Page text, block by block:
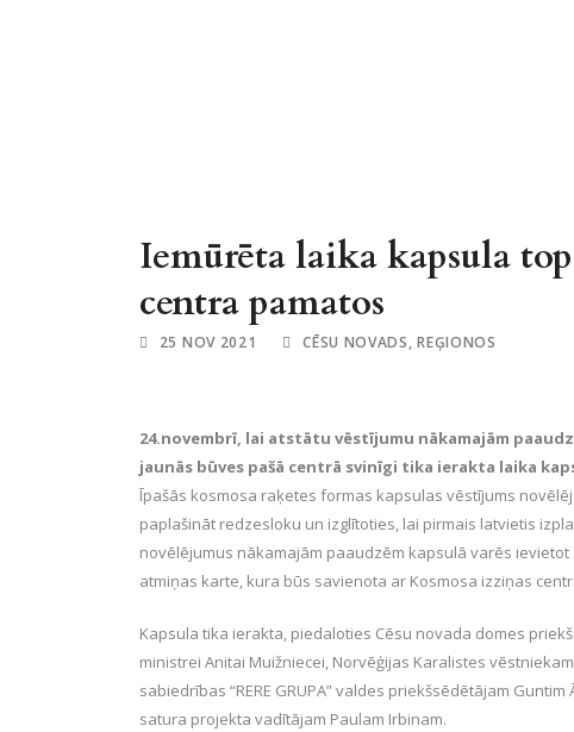
Iemūrēta laika kapsula
centra pamatos
25 NOV 2021 CĒSU NOVADS, REĢIONOS
24.novembrī, lai atstātu vēstījumu nākamajām
jaunās būves pašā centrā svinīgi tika ierakta laika
Īpašās kosmosa raķetes formas kapsulas vēstījums
paplašināt redzesloku un izglītoties, lai pirmais latvietis
novēlējumus nākamajām paaudzēm kapsulā varēs
atmiņas karte, kura būs savienota ar Kosmosa izziņas
Kapsula tika ierakta, piedaloties Cēsu novada domes
ministrei Anitai Muižniecei, Norvēģijas Karalistes
sabiedrības “RERE GRUPA” valdes priekšsēdētājam
satura projekta vadītājam Paulam Irbinam.